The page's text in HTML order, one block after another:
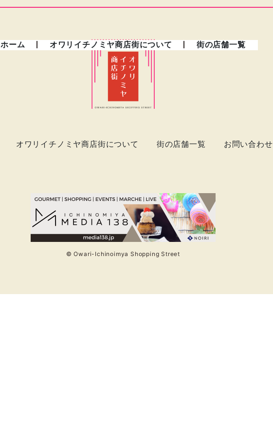
ホーム オワリイチノミヤ商店街について 街の店舗一覧
オワリイチノミヤ商店街について 街の店舗一覧 お問い合わせ
© Owari-Ichinoimya Shopping Street